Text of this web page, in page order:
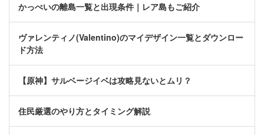
かっぺいの離島一覧と出現条件｜レア島もご紹介
ヴァレンティノ(Valentino)のマイデザイン一覧とダウンロー
ド方法
【原神】サルベージイベは攻略見ないとムリ？
住民厳選のやり方とタイミング解説